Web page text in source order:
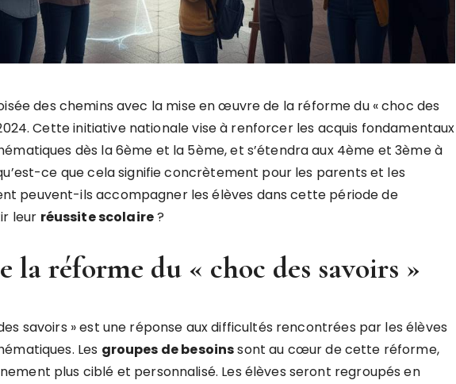
des chemins avec la mise en œuvre de la réforme du « choc des
Cette initiative nationale vise à renforcer les acquis fondamentaux
dès la 6ème et la 5ème, et s’étendra aux 4ème et 3ème à
ce que cela signifie concrètement pour les parents et les
peuvent-ils accompagner les élèves dans cette période de
leur réussite scolaire?
la réforme du « choc des savoirs »
savoirs » est une réponse aux difficultés rencontrées par les élèves
Les groupes de besoinssont au cœur de cette réforme,
plus ciblé et personnalisé. Les élèves seront regroupés en